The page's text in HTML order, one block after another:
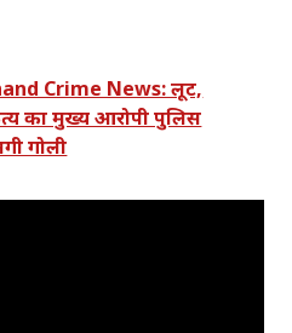
Crime News: लूट,
का मुख्य आरोपी पुलिस
गोली